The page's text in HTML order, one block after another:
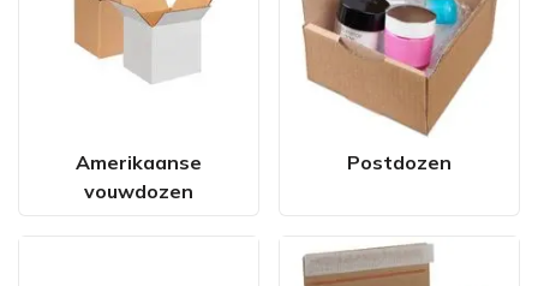
Amerikaanse
vouwdozen
Postdozen